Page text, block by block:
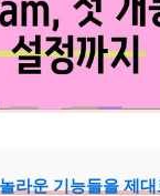
라운 기능들을 제